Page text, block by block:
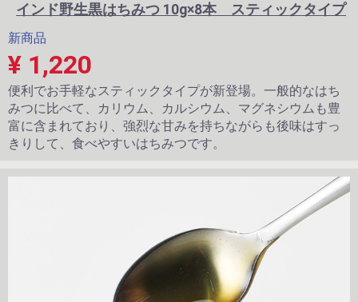
インド野生黒はちみつ 10g×8本 スティックタイプ
新商品
¥ 1,220
便利でお手軽なスティックタイプが新登場。一般的なはち
みつに比べて、カリウム、カルシウム、マグネシウムも豊
富に含まれており、強烈な甘みを持ちながらも後味はすっ
きりして、食べやすいはちみつです。